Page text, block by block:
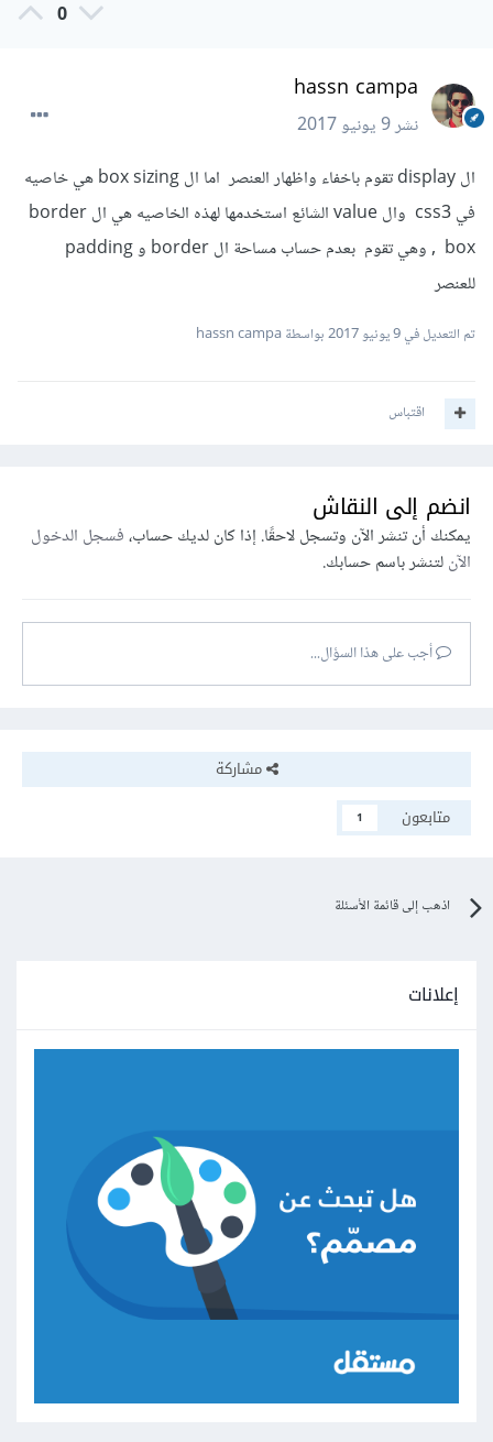
0
hassn campa
نشر9 يونيو 2017
ال display تقوم باخفاء واظهار العنصر اما ال box sizing هي خاصيه
في css3 وال value الشائع استخدمها لهذه الخاصيه هي ال border
box , وهي تقوم بعدم حساب مساحة ال border و padding
للعنصر
تم التعديل في9 يونيو 2017 بواسطة hassn campa
اقتباس
انضم إلى النقاش
يمكنك أن تنشر الآن وتسجل لاحقًا. إذا كان لديك حساب،فسجل الدخول
الآنلتنشر باسم حسابك.
أجب على هذا السؤال...
مشاركة
متابعون
1
اذهب إلى قائمة الأسئلة
إعلانات